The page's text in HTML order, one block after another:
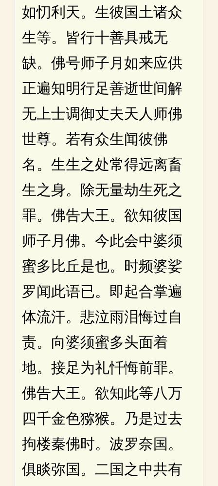
如忉利天。生彼国土诸众
生等。皆行十善具戒无
缺。佛号师子月如来应供
正遍知明行足善逝世间解
无上士调御丈夫天人师佛
世尊。若有众生闻彼佛
名。生生之处常得远离畜
生之身。除无量劫生死之
罪。佛告大王。欲知彼国
师子月佛。今此会中婆须
蜜多比丘是也。时频婆娑
罗闻此语已。即起合掌遍
体流汗。悲泣雨泪悔过自
责。向婆须蜜多头面着
地。接足为礼忏悔前罪。
佛告大王。欲知此等八万
四千金色猕猴。乃是过去
拘楼秦佛时。波罗奈国。
俱睒弥国。二国之中共有